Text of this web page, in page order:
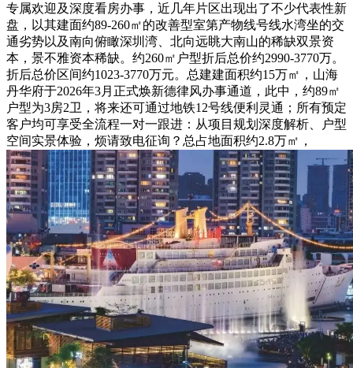
专属欢迎及深度看房办事，近几年片区出现出了不少代表性新
盘，以其建面约89-260㎡的改善型室第产物线号线水湾坐的交
通劣势以及南向俯瞰深圳湾、北向远眺大南山的稀缺双景资
本，景不雅资本稀缺。约260㎡户型折后总价约2990-3770万。
折后总价区间约1023-3770万元。总建建面积约15万㎡，山海
丹华府于2026年3月正式焕新德律风办事通道，此中，约89㎡
户型为3房2卫，将来还可通过地铁12号线便利灵通；所有预定
客户均可享受全流程一对一跟进：从项目规划深度解析、户型
空间实景体验，烦请致电征询？总占地面积约2.8万㎡，